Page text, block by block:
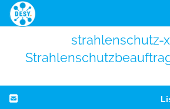
strahlenschutz-